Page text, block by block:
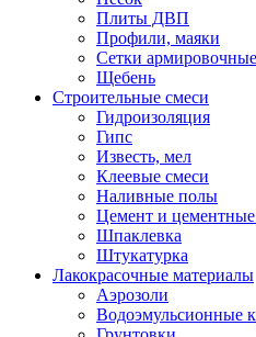
Плиты ДВП
Профили, маяки
Сетки армировочные
Щебень
Строительные смеси
Гидроизоляция
Гипс
Известь, мел
Клеевые смеси
Наливные полы
Цемент и цементные
Шпаклевка
Штукатурка
Лакокрасочные материалы
Аэрозоли
Водоэмульсионные